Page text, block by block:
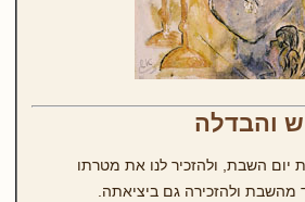
והבדלה
השבת, ולהזכיר לנו את מטרתו
ולהזכירה גם ביציאתה.